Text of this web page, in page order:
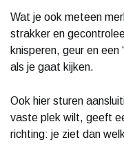
Wat je ook meteen
strakker en
knisperen, geur en een
als je gaat kijken.
Ook hier sturen
vaste plek wilt, geeft
richting: je ziet dan